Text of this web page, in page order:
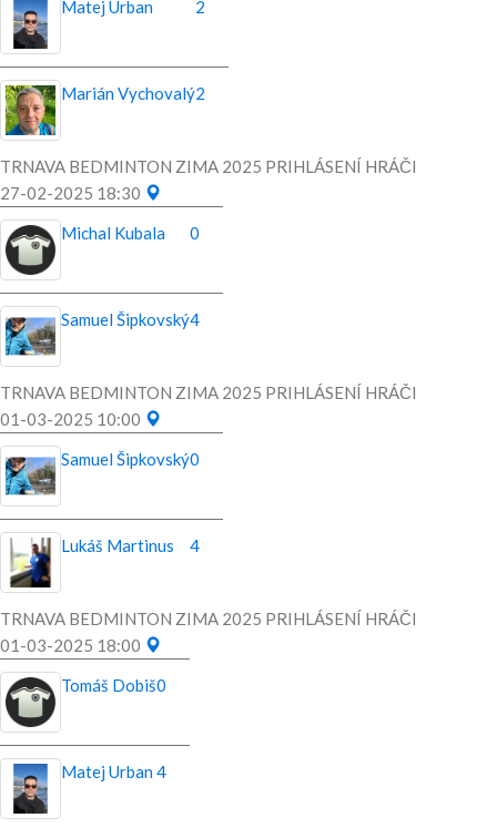
Matej Urban 2
Marián Vychovalý2
TRNAVA BEDMINTON ZIMA 2025 PRIHLÁSENÍ HRÁČI
27-02-2025 18:30
Michal Kubala
0
Samuel Šipkovský4
TRNAVA BEDMINTON ZIMA 2025 PRIHLÁSENÍ HRÁČI
01-03-2025 10:00
Samuel Šipkovský0
Lukáš Martinus 4
TRNAVA BEDMINTON ZIMA 2025 PRIHLÁSENÍ HRÁČI
01-03-2025 18:00
Tomáš Dobiš0
Matej Urban4